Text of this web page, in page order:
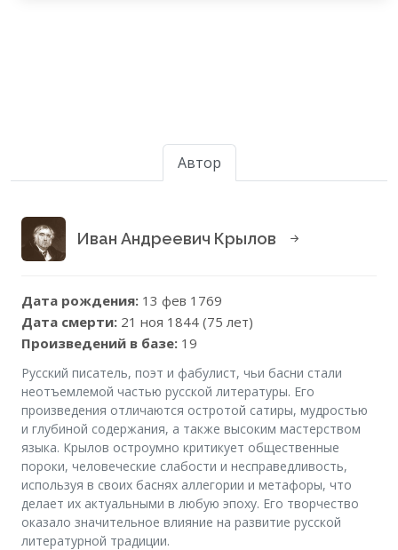
Автор
Иван Андреевич Крылов
Дата рождения: 13 фев 1769
Дата смерти: 21 ноя 1844 (75 лет)
Произведений в базе: 19
Русский писатель, поэт и фабулист, чьи басни стали
неотъемлемой частью русской литературы. Его
произведения отличаются остротой сатиры, мудростью
и глубиной содержания, а также высоким мастерством
языка. Крылов остроумно критикует общественные
пороки, человеческие слабости и несправедливость,
используя в своих баснях аллегории и метафоры, что
делает их актуальными в любую эпоху. Его творчество
оказало значительное влияние на развитие русской
литературной традиции.